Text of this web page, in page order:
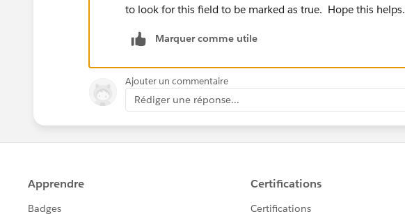
to look for this field to be marked as true. Hope this helps.
Marquer comme utile
Ajouter un commentaire
Rédiger une réponse...